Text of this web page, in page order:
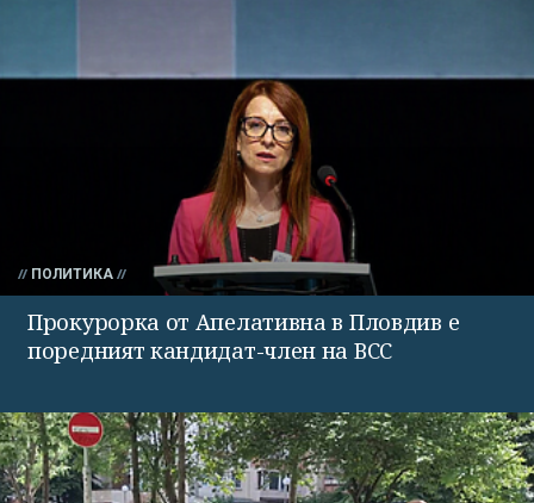
ПОЛИТИКА
Прокурорка от Апелативна в Пловдив е
поредният кандидат-член на ВСС